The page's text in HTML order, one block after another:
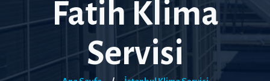
Fatih Klima
Servisi